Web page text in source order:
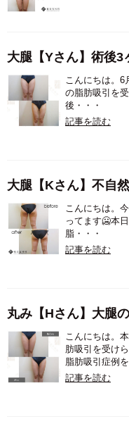
大腿【Yさん】術後3
こんにちは。6
の脂肪吸引を
後・・・
記事を読む
大腿【Kさん】不自然
こんにちは。
ってます🥶本
脂・・・
記事を読む
丸み【Hさん】大腿
こんにちは。
肪吸引を受け
脂肪吸引症例を
記事を読む